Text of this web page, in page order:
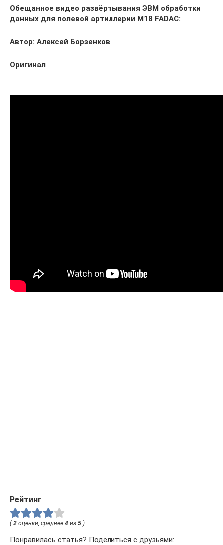
Обещанное видео развёртывания ЭВМ обработки
данных для полевой артиллерии M18 FADAC:
Автор: Алексей Борзенков
Оригинал
Рейтинг
( 2 оценки, среднее 4 из 5 )
Понравилась статья? Поделиться с друзьями: